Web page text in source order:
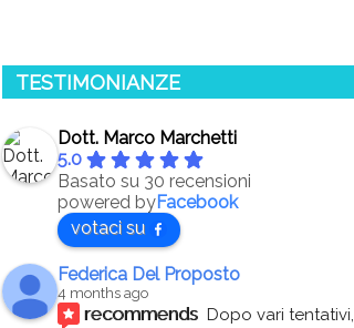
TESTIMONIANZE
Dott. Marco Marchetti
5.0
Basato su 30 recensioni
powered byFacebook
votaci su
Federica Del Proposto
4 months ago
recommends Dopo vari tentativi,